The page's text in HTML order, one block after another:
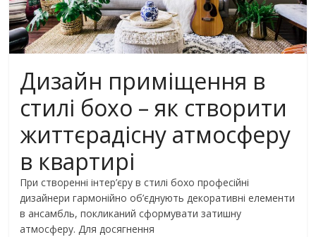
Дизайн приміщення в
стилі бохо – як створити
життєрадісну атмосферу
в квартирі
При створенні інтер’єру в стилі бохо професійні
дизайнери гармонійно об’єднують декоративні елементи
в ансамбль, покликаний сформувати затишну
атмосферу. Для досягнення